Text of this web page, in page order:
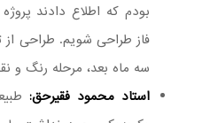
بودم که اطلاع دادند
سه ماه بعد، مرحله رنگ و
استاد محمود فقیرحق: